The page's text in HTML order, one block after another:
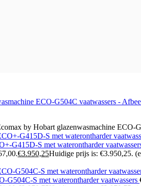
by Hobart glazenwasmachine ECO-
G415D-S met waterontharder
€3.950,25Huidige prijs is: €3.950,25.
G504C-S met waterontharder vaatwassers